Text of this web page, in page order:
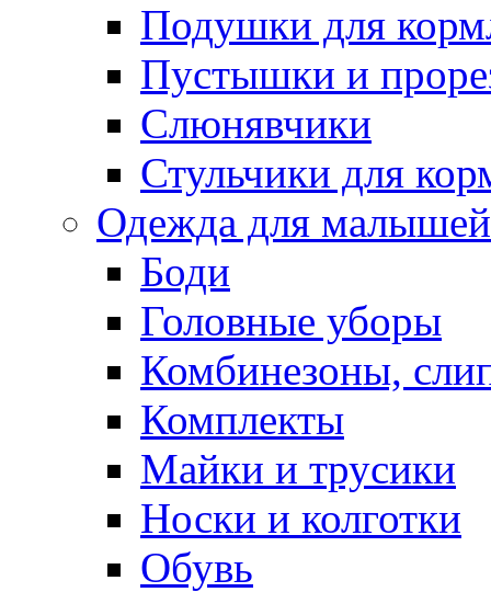
Подушки для
Пустышки и
Слюнявчики
Стульчики для
Одежда для малышей
Боди
Головные уборы
Комбинезоны,
Комплекты
Майки и трусики
Носки и колготки
Обувь